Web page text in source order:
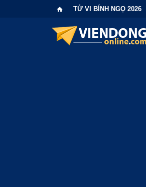
TỬ VI BÍNH NGỌ 2026